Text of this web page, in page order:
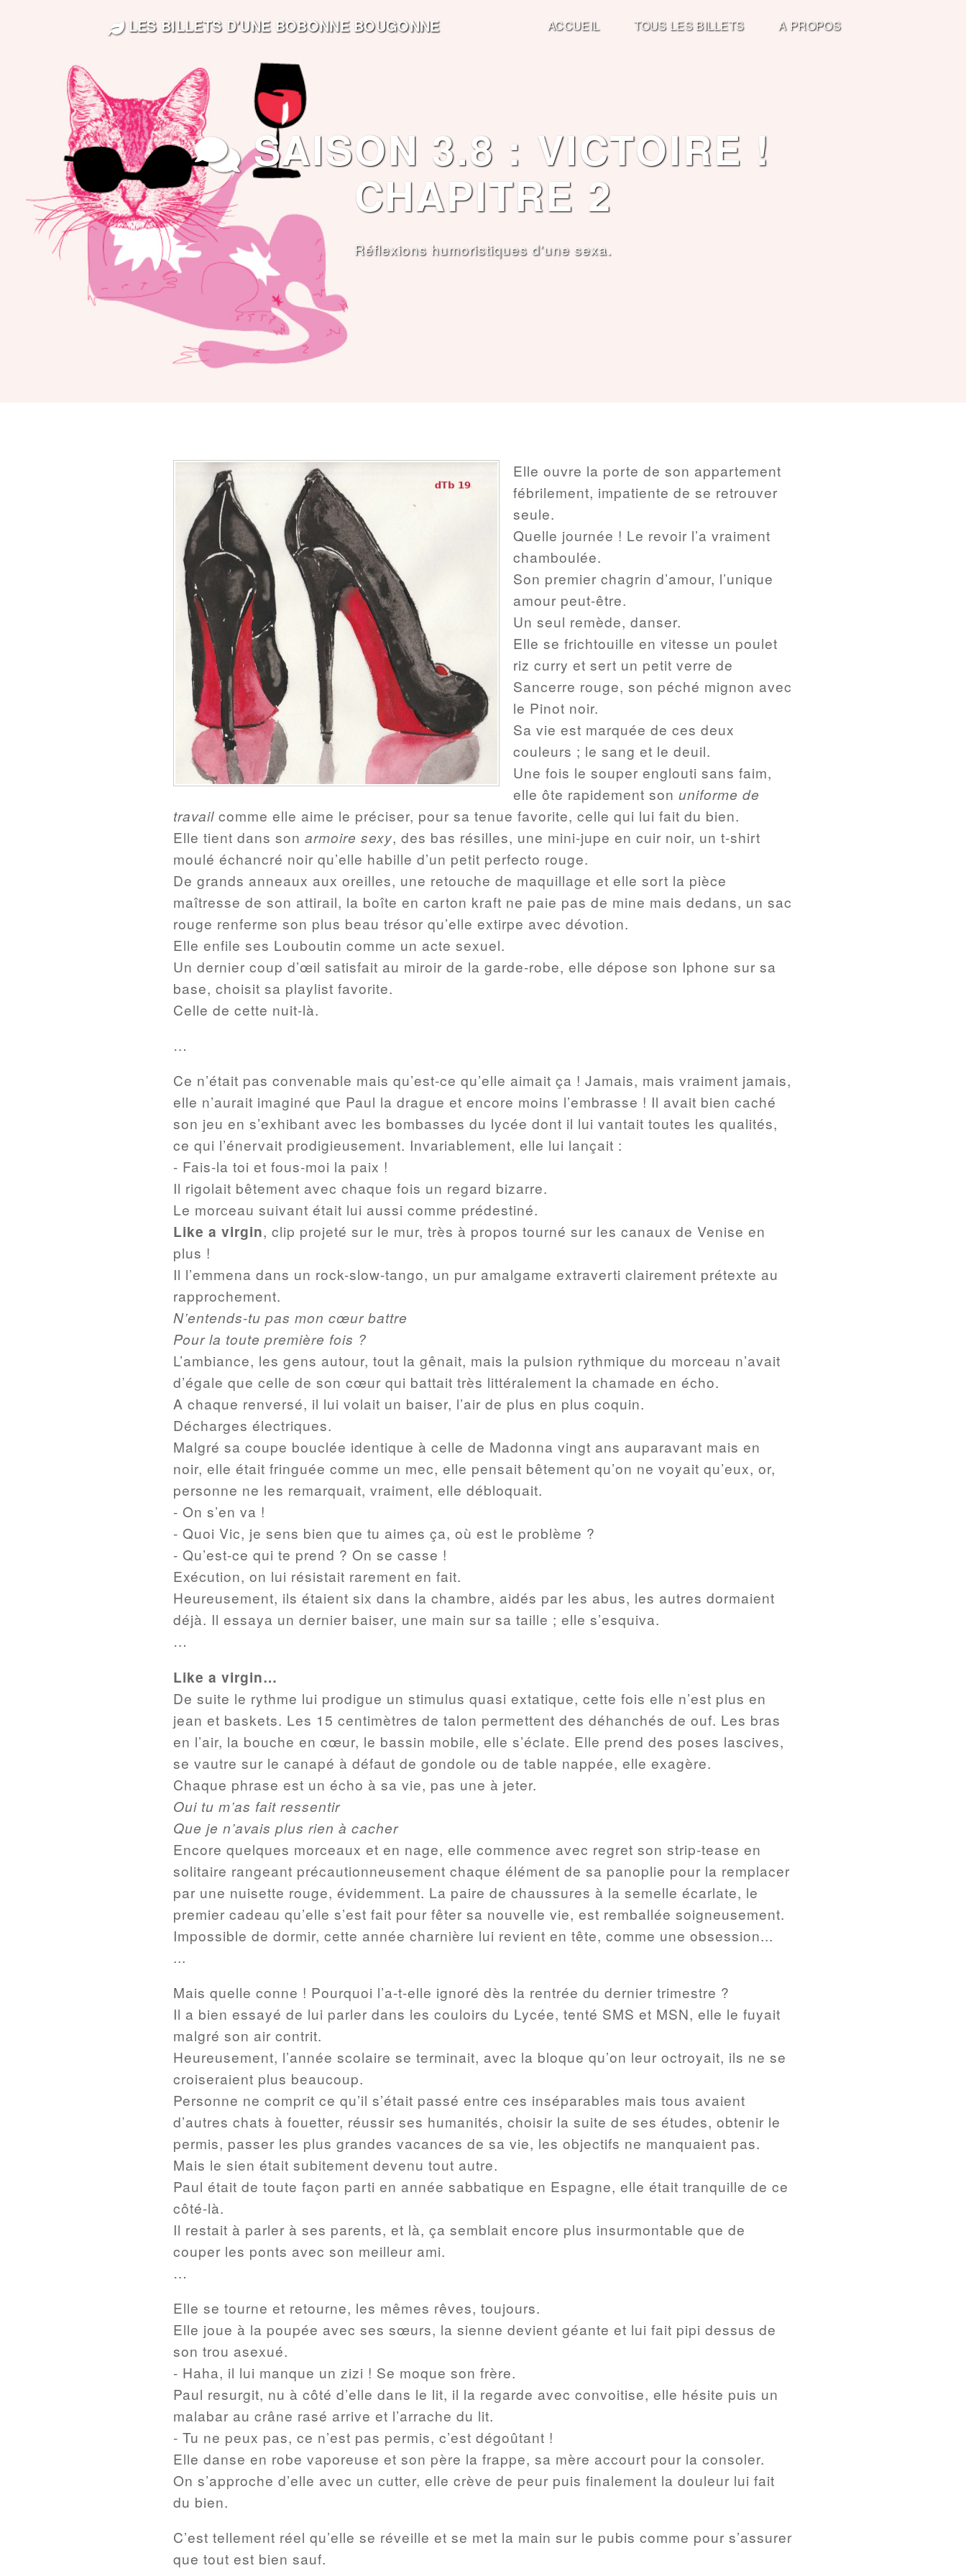
LES BILLETS D'UNE BOBONNE BOUGONNE ACCUEIL TOUS LES BILLETS A PROPOS
SAISON 3.8 : VICTOIRE !
CHAPITRE 2
Réflexions humoristiques d'une sexa.
Elle ouvre la porte de son appartement
fébrilement, impatiente de se retrouver
seule.
Quelle journée ! Le revoir l’a vraiment
chamboulée.
Son premier chagrin d’amour, l’unique
amour peut-être.
Un seul remède, danser.
Elle se frichtouille en vitesse un poulet
riz curry et sert un petit verre de
Sancerre rouge, son péché mignon avec
le Pinot noir.
Sa vie est marquée de ces deux
couleurs ; le sang et le deuil.
Une fois le souper englouti sans faim,
elle ôte rapidement sonuniforme de
travail comme elle aime le préciser, pour sa tenue favorite, celle qui lui fait du bien.
Elle tient dans son armoire sexy, des bas résilles, une mini-jupe en cuir noir, un t-shirt
moulé échancré noir qu’elle habille d’un petit perfecto rouge.
De grands anneaux aux oreilles, une retouche de maquillage et elle sort la pièce
maîtresse de son attirail, la boîte en carton kraft ne paie pas de mine mais dedans, un sac
rouge renferme son plus beau trésor qu’elle extirpe avec dévotion.
Elle enfile ses Louboutin comme un acte sexuel.
Un dernier coup d’œil satisfait au miroir de la garde-robe, elle dépose son Iphone sur sa
base, choisit sa playlist favorite.
Celle de cette nuit-là.
…
Ce n’était pas convenable mais qu’est-ce qu’elle aimait ça ! Jamais, mais vraiment jamais,
elle n’aurait imaginé que Paul la drague et encore moins l’embrasse ! Il avait bien caché
son jeu en s’exhibant avec les bombasses du lycée dont il lui vantait toutes les qualités,
ce qui l’énervait prodigieusement. Invariablement, elle lui lançait :
- Fais-la toi et fous-moi la paix !
Il rigolait bêtement avec chaque fois un regard bizarre.
Le morceau suivant était lui aussi comme prédestiné.
Like a virgin, clip projeté sur le mur, très à propos tourné sur les canaux de Venise en
plus !
Il l’emmena dans un rock-slow-tango, un pur amalgame extraverti clairement prétexte au
rapprochement.
N’entends-tu pas mon cœur battre
Pour la toute première fois ?
L’ambiance, les gens autour, tout la gênait, mais la pulsion rythmique du morceau n’avait
d’égale que celle de son cœur qui battait très littéralement la chamade en écho.
A chaque renversé, il lui volait un baiser, l’air de plus en plus coquin.
Décharges électriques.
Malgré sa coupe bouclée identique à celle de Madonna vingt ans auparavant mais en
noir, elle était fringuée comme un mec, elle pensait bêtement qu’on ne voyait qu’eux, or,
personne ne les remarquait, vraiment, elle débloquait.
- On s’en va !
- Quoi Vic, je sens bien que tu aimes ça, où est le problème ?
- Qu’est-ce qui te prend ? On se casse !
Exécution, on lui résistait rarement en fait.
Heureusement, ils étaient six dans la chambre, aidés par les abus, les autres dormaient
déjà. Il essaya un dernier baiser, une main sur sa taille ; elle s’esquiva.
…
Like a virgin…
De suite le rythme lui prodigue un stimulus quasi extatique, cette fois elle n’est plus en
jean et baskets. Les 15 centimètres de talon permettent des déhanchés de ouf. Les bras
en l’air, la bouche en cœur, le bassin mobile, elle s’éclate. Elle prend des poses lascives,
se vautre sur le canapé à défaut de gondole ou de table nappée, elle exagère.
Chaque phrase est un écho à sa vie, pas une à jeter.
Oui tu m’as fait ressentir
Que je n’avais plus rien à cacher
Encore quelques morceaux et en nage, elle commence avec regret son strip-tease en
solitaire rangeant précautionneusement chaque élément de sa panoplie pour la remplacer
par une nuisette rouge, évidemment. La paire de chaussures à la semelle écarlate, le
premier cadeau qu’elle s’est fait pour fêter sa nouvelle vie, est remballée soigneusement.
Impossible de dormir, cette année charnière lui revient en tête, comme une obsession...
...
Mais quelle conne ! Pourquoi l’a-t-elle ignoré dès la rentrée du dernier trimestre ?
Il a bien essayé de lui parler dans les couloirs du Lycée, tenté SMS et MSN, elle le fuyait
malgré son air contrit.
Heureusement, l’année scolaire se terminait, avec la bloque qu’on leur octroyait, ils ne se
croiseraient plus beaucoup.
Personne ne comprit ce qu’il s’était passé entre ces inséparables mais tous avaient
d’autres chats à fouetter, réussir ses humanités, choisir la suite de ses études, obtenir le
permis, passer les plus grandes vacances de sa vie, les objectifs ne manquaient pas.
Mais le sien était subitement devenu tout autre.
Paul était de toute façon parti en année sabbatique en Espagne, elle était tranquille de ce
côté-là.
Il restait à parler à ses parents, et là, ça semblait encore plus insurmontable que de
couper les ponts avec son meilleur ami.
…
Elle se tourne et retourne, les mêmes rêves, toujours.
Elle joue à la poupée avec ses sœurs, la sienne devient géante et lui fait pipi dessus de
son trou asexué.
- Haha, il lui manque un zizi ! Se moque son frère.
Paul resurgit, nu à côté d’elle dans le lit, il la regarde avec convoitise, elle hésite puis un
malabar au crâne rasé arrive et l’arrache du lit.
- Tu ne peux pas, ce n’est pas permis, c’est dégoûtant !
Elle danse en robe vaporeuse et son père la frappe, sa mère accourt pour la consoler.
On s’approche d’elle avec un cutter, elle crève de peur puis finalement la douleur lui fait
du bien.
C’est tellement réel qu’elle se réveille et se met la main sur le pubis comme pour s’assurer
que tout est bien sauf.